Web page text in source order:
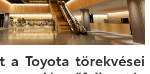
a Toyota törekvései